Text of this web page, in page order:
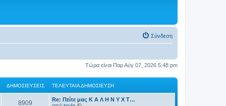
Σύνδεση
Τώρα είναι Παρ Αύγ 07, 2026 5:48 pm
ΔΗΜΟΣΙΕΎΣΕΙΣ ΤΕΛΕΥΤΑΊΑ ΔΗΜΟΣΊΕΥΣΗ
8909
Re: Πείτε μας Κ Α Λ Η Ν Υ Χ Τ…